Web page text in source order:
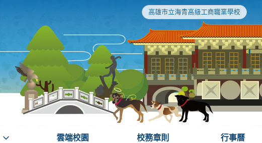
高雄市立海青高級工商職業學校
雲端校園 校務章則 行事曆